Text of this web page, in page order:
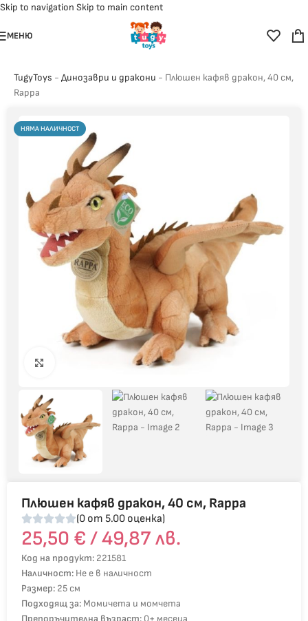
Skip to navigation Skip to main content
МЕНЮ
TugyToys - Динозаври и дракони - Плюшен кафяв дракон, 40 см,
Rappa
НЯМА НАЛИЧНОСТ
Плюшен кафяв дракон, 40 см, Rappa
(0 от 5.00 оценка)
25,50 € / 49,87 лв.
Код на продукт: 221581
Наличност: Не е в наличност
Размер: 25 см
Подходящ за: Момичета и момчета